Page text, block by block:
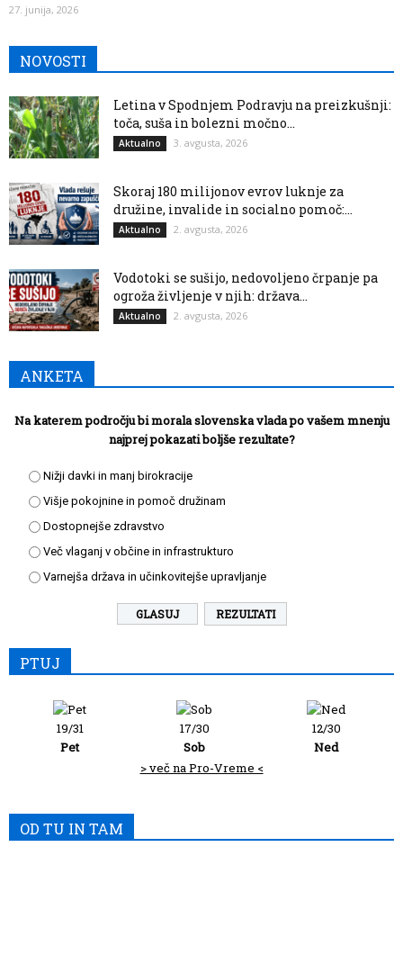
27. junija, 2026
NOVOSTI
Letina v Spodnjem Podravju na preizkušnji:
toča, suša in bolezni močno...
Aktualno 3. avgusta, 2026
Skoraj 180 milijonov evrov luknje za
družine, invalide in socialno pomoč:...
Aktualno 2. avgusta, 2026
Vodotoki se sušijo, nedovoljeno črpanje pa
ogroža življenje v njih: država...
Aktualno 2. avgusta, 2026
ANKETA
Na katerem področju bi morala slovenska vlada po vašem mnenju
najprej pokazati boljše rezultate?
Nižji davki in manj birokracije
Višje pokojnine in pomoč družinam
Dostopnejše zdravstvo
Več vlaganj v občine in infrastrukturo
Varnejša država in učinkovitejše upravljanje
REZULTATI
PTUJ
19/31
Pet
17/30
Sob
12/30
Ned
> več na Pro-Vreme <
OD TU IN TAM